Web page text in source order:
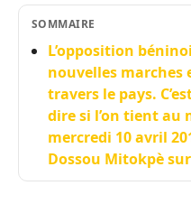
SOMMAIRE
L’opposition
nouvelles
travers le pays.
dire si l’on tient au
mercredi 10 avril
Dossou Mitokpè